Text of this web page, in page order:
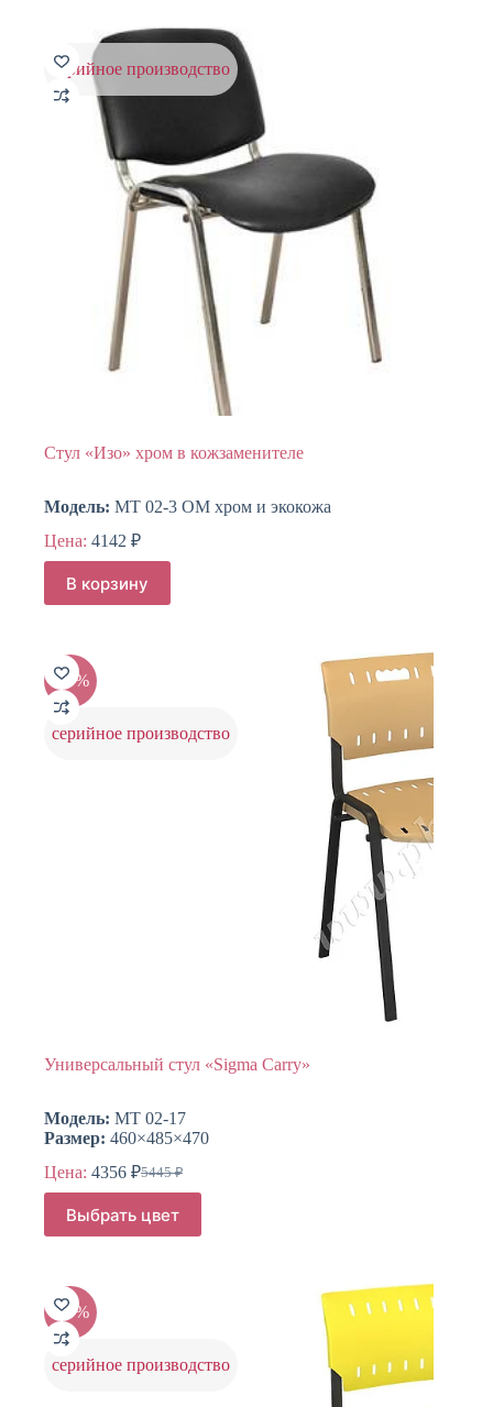
серийное производство
Стул «Изо» хром в кожзаменителе
Модель: МТ 02-3 ОМ хром и экокожа
Цена: 4142 ₽
В корзину
-20%
серийное производство
Универсальный стул «Sigma Carry»
Модель: МТ 02-17
Размер: 460×485×470
Цена:
5445₽
Первоначальная
составляла
5445 ₽.
4356 ₽Текущая
4356 ₽.
Выбрать цвет
Этот
товар
имеет
Опции
можно
выбрать
на
странице
-20%
серийное производство